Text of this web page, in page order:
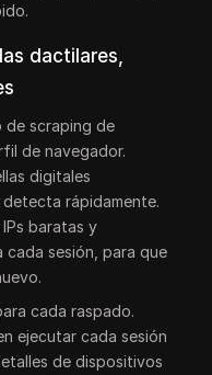
dactilares,
de scraping de
de navegador.
digitales
rápidamente.
baratas y
sesión, para que
cada raspado.
ejecutar cada sesión
de dispositivos